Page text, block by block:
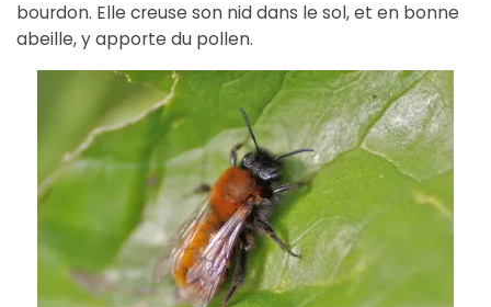
bourdon. Elle creuse son nid dans le sol, et en bonne
abeille, y apporte du pollen.